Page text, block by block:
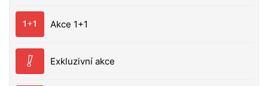
Akce 1+1
Exkluzivní akce